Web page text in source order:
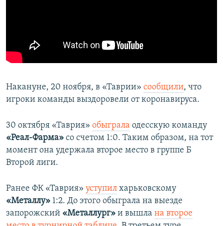
Накануне, 20 ноября, в «Таврии» сообщили, что
игроки команды выздоровели от коронавируса.
30 октября «Таврия» обыграла одесскую команду
«Реал-Фарма» со счетом 1:0. Таким образом, на тот
момент она удержала второе место в группе Б
Второй лиги.
Ранее ФК «Таврия» уступил харьковскому
«Металлу» 1:2. До этого обыграла на выезде
запорожский «Металлург» и вышла на второе